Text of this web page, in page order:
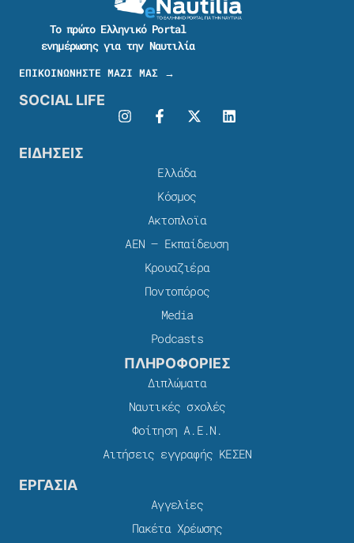
Το πρώτο Ελληνικό Portal
ενημέρωσης για την Ναυτιλία
ΕΠΙΚΟΙΝΩΝΗΣΤΕ ΜΑΖΙ ΜΑΣ →
SOCIAL LIFE
ΕΙΔΗΣΕΙΣ
Ελλάδα
Κόσμος
Ακτοπλοϊα
ΑΕΝ – Εκπαίδευση
Κρουαζιέρα
Ποντοπόρος
Media
Podcasts
ΠΛΗΡΟΦΟΡΙΕΣ
Διπλώματα
Ναυτικές σχολές
Φοίτηση Α.Ε.Ν.
Αιτήσεις εγγραφής ΚΕΣΕΝ
ΕΡΓΑΣΙΑ
Αγγελίες
Πακέτα Χρέωσης​